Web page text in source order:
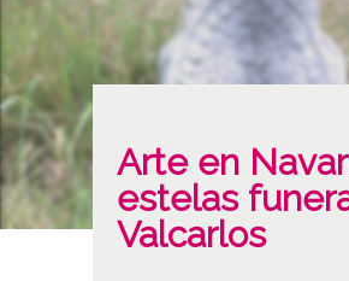
Arte en
estelas
Valcarlos